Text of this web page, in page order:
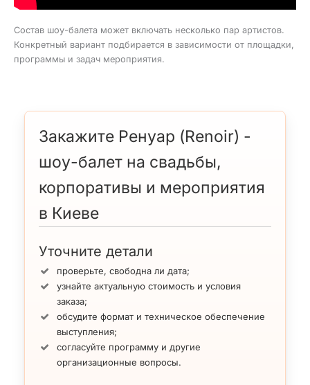
Состав шоу-балета может включать несколько пар артистов.
Конкретный вариант подбирается в зависимости от площадки,
программы и задач мероприятия.
Закажите Ренуар (Renoir) -
шоу-балет на свадьбы,
корпоративы и мероприятия
в Киеве
Уточните детали
проверьте, свободна ли дата;
узнайте актуальную стоимость и условия
заказа;
обсудите формат и техническое обеспечение
выступления;
согласуйте программу и другие
организационные вопросы.